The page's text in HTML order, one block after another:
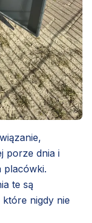
porze dnia i
placówki.
te są
nigdy nie